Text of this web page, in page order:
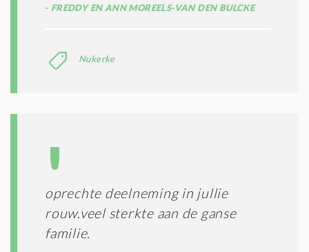
FREDDY EN ANN MOREELS-VAN DEN BULCKE
Nukerke
oprechte deelneming in jullie
rouw.veel sterkte aan de ganse
familie.